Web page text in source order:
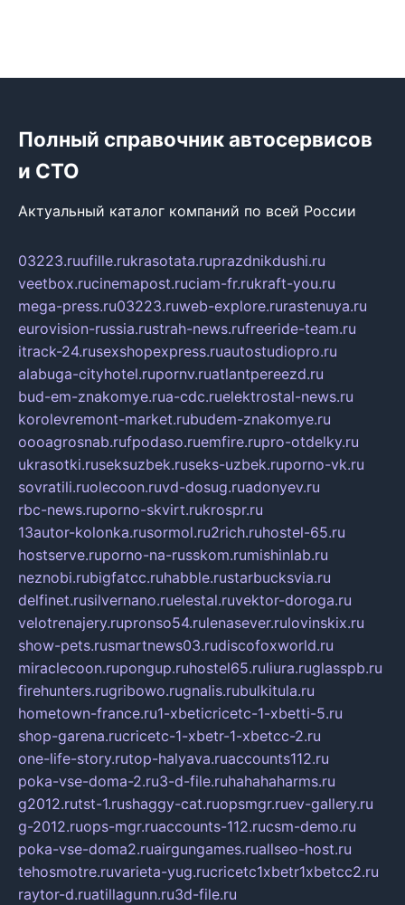
Полный справочник автосервисов
и СТО
Актуальный каталог компаний по всей России
03223.ruufille.rukrasotata.ruprazdnikdushi.ru
veetbox.rucinemapost.ruciam-fr.rukraft-you.ru
mega-press.ru03223.ruweb-explore.rurastenuya.ru
eurovision-russia.rustrah-news.rufreeride-team.ru
itrack-24.rusexshopexpress.ruautostudiopro.ru
alabuga-cityhotel.rupornv.ruatlantpereezd.ru
bud-em-znakomye.rua-cdc.ruelektrostal-news.ru
korolevremont-market.rubudem-znakomye.ru
oooagrosnab.rufpodaso.ruemfire.rupro-otdelky.ru
ukrasotki.ruseksuzbek.ruseks-uzbek.ruporno-vk.ru
sovratili.ruolecoon.ruvd-dosug.ruadonyev.ru
rbc-news.ruporno-skvirt.rukrospr.ru
13autor-kolonka.rusormol.ru2rich.ruhostel-65.ru
hostserve.ruporno-na-russkom.rumishinlab.ru
neznobi.rubigfatcc.ruhabble.rustarbucksvia.ru
delfinet.rusilvernano.ruelestal.ruvektor-doroga.ru
velotrenajery.rupronso54.rulenasever.rulovinskix.ru
show-pets.rusmartnews03.rudiscofoxworld.ru
miraclecoon.rupongup.ruhostel65.ruliura.ruglasspb.ru
firehunters.rugribowo.rugnalis.rubulkitula.ru
hometown-france.ru1-xbeticricetc-1-xbetti-5.ru
shop-garena.rucricetc-1-xbetr-1-xbetcc-2.ru
one-life-story.rutop-halyava.ruaccounts112.ru
poka-vse-doma-2.ru3-d-file.ruhahahaharms.ru
g2012.rutst-1.rushaggy-cat.ruopsmgr.ruev-gallery.ru
g-2012.ruops-mgr.ruaccounts-112.rucsm-demo.ru
poka-vse-doma2.ruairgungames.ruallseo-host.ru
tehosmotre.ruvarieta-yug.rucricetc1xbetr1xbetcc2.ru
raytor-d.ruatillagunn.ru3d-file.ru